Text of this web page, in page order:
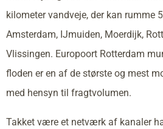
kilometer vandveje, der kan rumme
Amsterdam, IJmuiden, Moerdijk,
Vlissingen. Europoort Rotterdam
floden er en af de største og mest
med hensyn til fragtvolumen.
Takket være et netværk af kanaler